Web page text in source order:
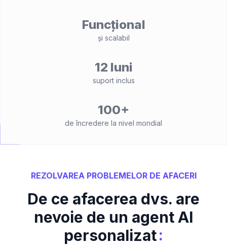
Funcțional
și scalabil
12 luni
suport inclus
100+
de încredere la nivel mondial
REZOLVAREA PROBLEMELOR DE AFACERI
De ce afacerea dvs. are
nevoie de un agent AI
personalizat: